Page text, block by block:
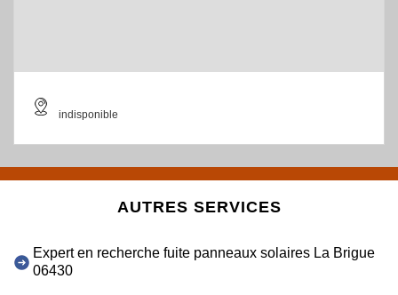
indisponible
AUTRES SERVICES
Expert en recherche fuite panneaux solaires La Brigue
06430